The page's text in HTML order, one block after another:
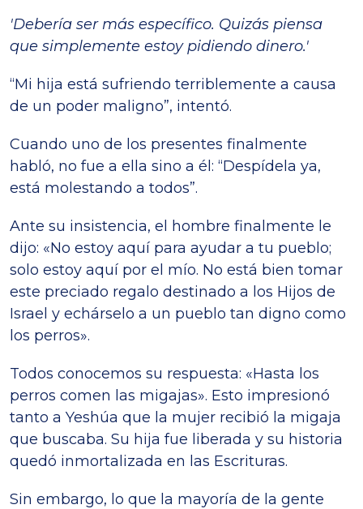
'Debería ser más específico. Quizás piensa
que simplemente estoy pidiendo dinero.'
“Mi hija está sufriendo terriblemente a causa
de un poder maligno”, intentó.
Cuando uno de los presentes finalmente
habló, no fue a ella sino a él: “Despídela ya,
está molestando a todos”.
Ante su insistencia, el hombre finalmente le
dijo: «No estoy aquí para ayudar a tu pueblo;
solo estoy aquí por el mío. No está bien tomar
este preciado regalo destinado a los Hijos de
Israel y echárselo a un pueblo tan digno como
los perros».
Todos conocemos su respuesta: «Hasta los
perros comen las migajas». Esto impresionó
tanto a Yeshúa que la mujer recibió la migaja
que buscaba. Su hija fue liberada y su historia
quedó inmortalizada en las Escrituras.
Sin embargo, lo que la mayoría de la gente